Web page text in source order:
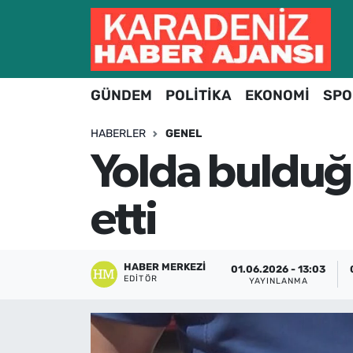
GÜNDEM POLİTİKA EKONOMİ
HABERLER GENEL
Yolda
etti
HABER MERKEZI
EDITÖR
01.06.2026 - 13:03
YAYINLANMA
Hava Durumu
Trafik Durumu
Süper Lig Puan Durumu ve Fikstür
Tüm Manşetler
Son Dakika Haberleri
Haber Arşivi